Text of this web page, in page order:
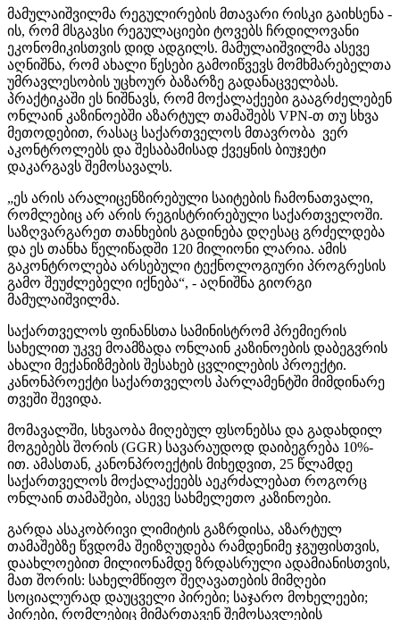
მამულაიშვილმა რეგულირების მთავარი რისკი გაიხსენა -
ის, რომ მსგავსი რეგულაციები ტოვებს ჩრდილოვანი
ეკონომიკისთვის დიდ ადგილს. მამულაიშვილმა ასევე
აღნიშნა, რომ ახალი წესები გამოიწვევს მომხმარებელთა
უმრავლესობის უცხოურ ბაზარზე გადანაცველბას.
პრაქტიკაში ეს ნიშნავს, რომ მოქალაქეები გააგრძელებენ
ონლაინ კაზინოებში აზარტულ თამაშებს VPN-თ თუ სხვა
მეთოდებით, რასაც საქართველოს მთავრობა ვერ
აკონტროლებს და შესაბამისად ქვეყნის ბიუჯეტი
დაკარგავს შემოსავალს.
„ეს არის არალიცენზირებული საიტების ჩამონათვალი,
რომლებიც არ არის რეგისტრირებული საქართველოში.
საზღვარგარეთ თანხების გადინება დღესაც გრძელდება
და ეს თანხა წელიწადში 120 მილიონი ლარია. ამის
გაკონტროლება არსებული ტექნოლოგიური პროგრესის
გამო შეუძლებელი იქნება“, - აღნიშნა გიორგი
მამულაიშვილმა.
საქართველოს ფინანსთა სამინისტრომ პრემიერის
სახელით უკვე მოამზადა ონლაინ კაზინოების დაბეგვრის
ახალი მექანიზმების შესახებ ცვლილების პროექტი.
კანონპროექტი საქართველოს პარლამენტში მიმდინარე
თვეში შევიდა.
მომავალში, სხვაობა მიღებულ ფსონებსა და გადახდილ
მოგებებს შორის (GGR) სავარაუდოდ დაიბეგრება 10%-
ით. ამასთან, კანონპროექტის მიხედვით, 25 წლამდე
საქართველოს მოქალაქეებს აეკრძალებათ როგორც
ონლაინ თამაშები, ასევე სახმელეთო კაზინოები.
გარდა ასაკობრივი ლიმიტის გაზრდისა, აზარტულ
თამაშებზე წვდომა შეიზღუდება რამდენიმე ჯგუფისთვის,
დაახლოებით მილიონამდე ზრდასრული ადამიანისთვის,
მათ შორის: სახელმწიფო შეღავათების მიმღები
სოციალურად დაუცველი პირები; საჯარო მოხელეები;
პირები, რომლებიც მიმართავენ შემოსავლების